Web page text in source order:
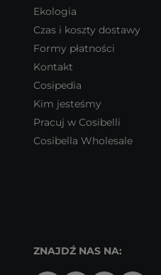
Ekologia
Czas i koszty dostawy
Formy płatności
Kontakt
Cosipedia
Kim jesteśmy
Pracuj w Cosibelli
Cosibella Wholesale
ZNAJDŹ NAS NA: